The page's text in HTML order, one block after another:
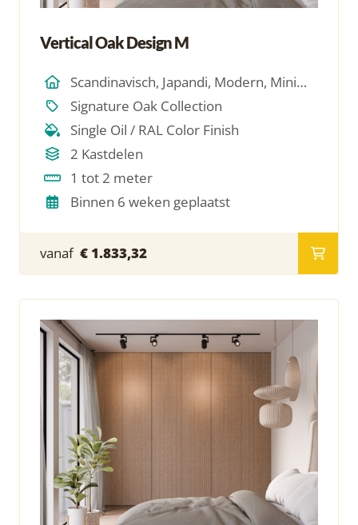
Vertical Oak Design M
Scandinavisch, Japandi, Modern, Minimalistich
Signature Oak Collection
Single Oil / RAL Color Finish
2 Kastdelen
1 tot 2 meter
Binnen 6 weken geplaatst
vanaf € 1.833,32